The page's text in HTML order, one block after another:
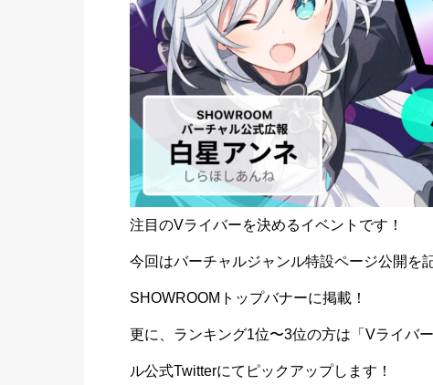
注目のVライバーを決めるイベントです！
今回はバーチャルジャンル特設ページ公開を
SHOWROOMトップバナーに掲載！
更に、ランキング1位〜3位の方は「Vライバ
ル公式Twitterにてピックアップします！